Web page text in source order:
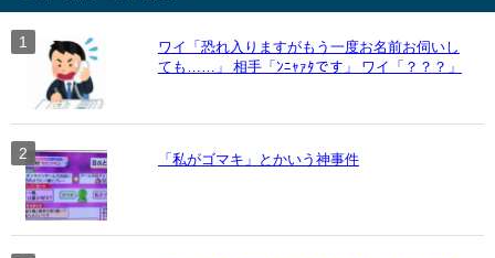
ワイ「恐れ入りますがもう一度お名前お伺いし
ても……」 相手「ﾝﾆｬｧﾀです」 ワイ「？？？」
「私がゴマキ」とかいう神事件